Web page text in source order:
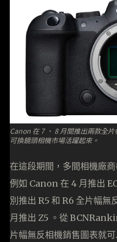
Canon 在 7 、 8 月間推出兩款全片
可換鏡頭相機市場活躍起來。
在這段期間，多間相機廠
例如 Canon 在 4 月推出
別推出 R5 和 R6 全片幅
月推出 Z5 。從
片幅無反相機銷售圖表就